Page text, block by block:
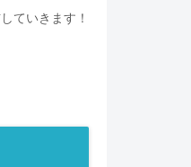
ていきます！